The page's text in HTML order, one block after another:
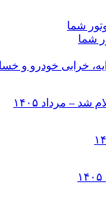
شما
خرابی خودرو و